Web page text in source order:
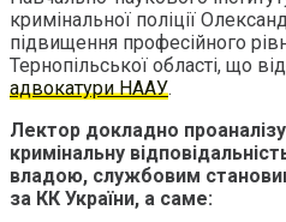
кримінальної поліції
підвищення професійного
Тернопільської області, що
адвокатури НААУ.
Лектор докладно
кримінальну
владою, службовим
за КК України, а саме: